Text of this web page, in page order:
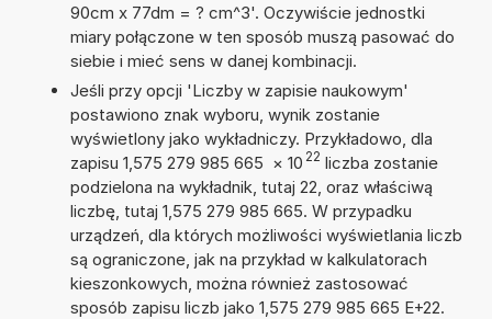
90cm x 77dm = ? cm^3'. Oczywiście jednostki
miary połączone w ten sposób muszą pasować do
siebie i mieć sens w danej kombinacji.
Jeśli przy opcji 'Liczby w zapisie naukowym'
postawiono znak wyboru, wynik zostanie
wyświetlony jako wykładniczy. Przykładowo, dla
zapisu 1,575 279 985 665 × 10 22 liczba zostanie
podzielona na wykładnik, tutaj 22, oraz właściwą
liczbę, tutaj 1,575 279 985 665. W przypadku
urządzeń, dla których możliwości wyświetlania liczb
są ograniczone, jak na przykład w kalkulatorach
kieszonkowych, można również zastosować
sposób zapisu liczb jako 1,575 279 985 665 E+22.